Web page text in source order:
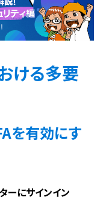
ける多要
を有効にす
にサインイン